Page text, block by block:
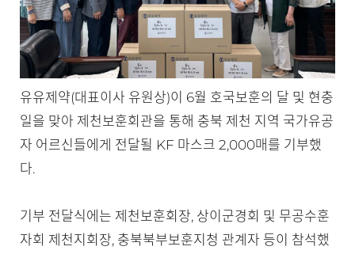
유유제약(대표이사 유원상)이 6월 호국보훈의 달 및 현충
일을 맞아 제천보훈회관을 통해 충북 제천 지역 국가유공
자 어르신들에게 전달될 KF 마스크 2,000매를 기부했
다.
기부 전달식에는 제천보훈회장, 상이군경회 및 무공수훈
자회 제천지회장, 충북북부보훈지청 관계자 등이 참석했